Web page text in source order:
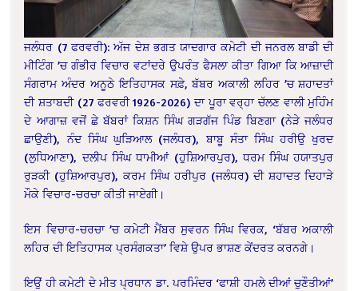
ਜਲੰਧਰ (7 ਫਰਵਰੀ): ਅੱਜ ਦੇਸ਼ ਭਗਤ ਯਾਦਗਾਰ ਕਮੇਟੀ ਦੀ ਜਨਰਲ ਬਾਡੀ ਦੀ
ਮੀਟਿੰਗ ’ਚ ਗੰਭੀਰ ਵਿਚਾਰ ਵਟਾਂਦਰੇ ਉਪਰੰਤ ਫੈਸਲਾ ਕੀਤਾ ਗਿਆ ਕਿ ਆਜ਼ਾਦੀ
ਸੰਗਰਾਮ ਅੰਦਰ ਅਨੂਠੇ ਇਤਿਹਾਸਕ ਸਫ਼ੇ, ਬੱਬਰ ਅਕਾਲੀ ਲਹਿਰ ’ਚ ਸ਼ਹਾਦਤਾਂ
ਦੀ ਸ਼ਤਾਬਦੀ (27 ਫਰਵਰੀ 1926-2026) ਦਾ ਪੂਰਾ ਵਰ੍ਹਾ ਚੱਲਣ ਵਾਲੀ ਮੁਹਿੰਮ
ਦੇ ਆਗਾਜ਼ ਵਜੋਂ ਛੇ ਬੱਬਰਾਂ ਕਿਸ਼ਨ ਸਿੰਘ ਗੜਗੱਜ ਪਿੰਡ ਬਿਣਗਾ (ਨੇੜੇ ਜਲੰਧਰ
ਛਾਉਣੀ), ਨੰਦ ਸਿੰਘ ਘੁੜਿਆਲ (ਜਲੰਧਰ), ਬਾਬੂ ਸੰਤਾ ਸਿੰਘ ਹਰੀਉ ਖੁਰਦ
(ਲੁਧਿਆਣਾ), ਦਲੀਪ ਸਿੰਘ ਧਾਮੀਆਂ (ਹੁਸ਼ਿਆਰਪੁਰ), ਧਰਮ ਸਿੰਘ ਹਯਾਤਪੁਰ
ਰੁੜਕੀ (ਹੁਸ਼ਿਆਰਪੁਰ), ਕਰਮ ਸਿੰਘ ਹਰੀਪੁਰ (ਜਲੰਧਰ) ਦੀ ਸ਼ਹਾਦਤ ਦਿਹਾੜੇ
ਮੌਕੇ ਵਿਚਾਰ-ਚਰਚਾ ਕੀਤੀ ਜਾਏਗੀ।
ਇਸ ਵਿਚਾਰ-ਚਰਚਾ ’ਚ ਕਮੇਟੀ ਮੈਂਬਰ ਸੁਵਰਨ ਸਿੰਘ ਵਿਰਕ, ‘ਬੱਬਰ ਅਕਾਲੀ
ਲਹਿਰ ਦੀ ਇਤਿਹਾਸਕ ਪ੍ਰਸੰਗਕਤਾ’ ਵਿਸ਼ੇ ਉਪਰ ਭਾਸ਼ਣ ਕੇਂਦਰਤ ਕਰਨਗੇ।
ਇਉਂ ਹੀ ਕਮੇਟੀ ਦੇ ਮੀਤ ਪ੍ਰਧਾਨ ਡਾ. ਪਰਮਿੰਦਰ ‘ਫਾਸ਼ੀ ਹਮਲੇ ਦੀਆਂ ਚੁਣੌਤੀਆਂ’